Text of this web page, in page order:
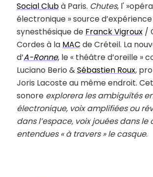
Social Clubà Paris. Chutes, l' »opéra
électronique » source d’expérience
synesthésique de Franck Vigroux/
Cordes à la MAC de Créteil. La
d’A-Ronne, le « théâtre d’oreille »
Luciano Berio &Sébastien Roux,
Joris Lacoste au même endroit.
sonoreexplorera les ambiguïtés
électronique, voix amplifiées ou
dans l’espace, voix jouées dans le
entendues « à travers » le casque.